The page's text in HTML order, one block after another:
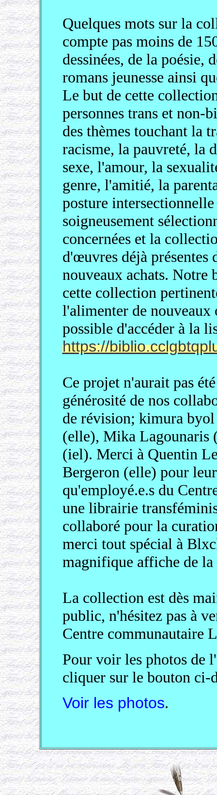
Quelques mots sur la
compte pas moins de
dessinées, de la poésie,
romans jeunesse ainsi
Le but de cette
personnes trans et non-
des thèmes touchant la
racisme, la pauvreté, la
sexe, l'amour, la
genre, l'amitié, la
posture
soigneusement
concernées et la
d'œuvres déjà présentes
nouveaux achats. Notre
cette collection
l'alimenter de nouveaux
possible d'accéder à la
https://
Ce projet n'aurait pas
générosité de nos
de révision; kimura
(elle), Mika Lagounaris
(iel). Merci à Quentin
Bergeron (elle) pour
qu'employé.e.s du
une librairie
collaboré pour la
merci tout spécial à
magnifique affiche de
La collection est dès
public, n'hésitez pas à
Centre communautaire
Pour voir les photos de
cliquer sur le bouton ci-
Voir les photos.